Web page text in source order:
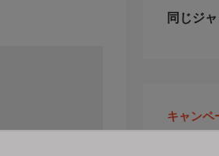
同じジ
キャンペ